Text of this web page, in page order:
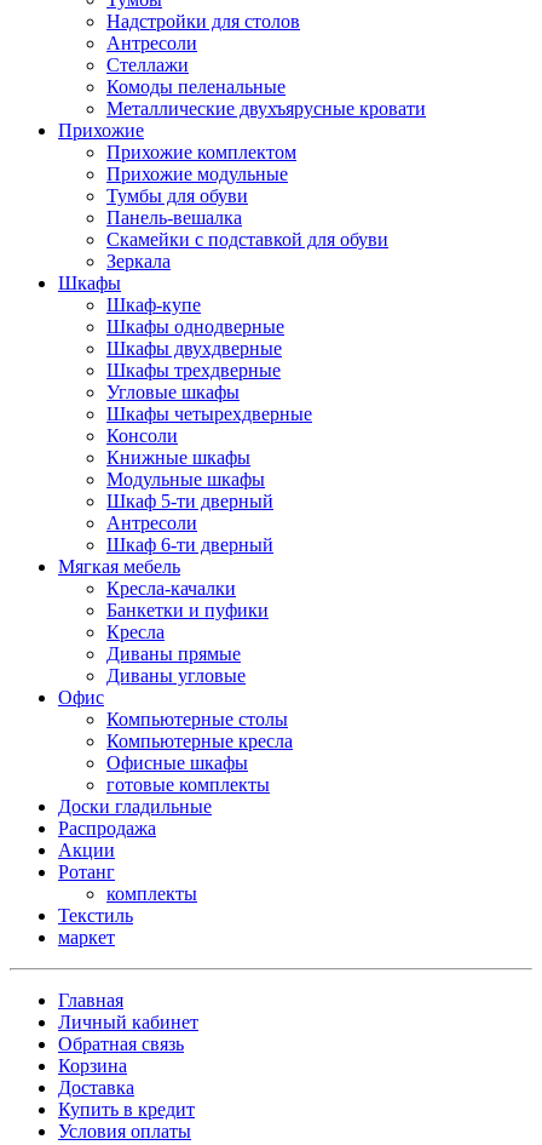
Надстройки для столов
Антресоли
Стеллажи
Комоды пеленальные
Металлические двухъярусные кровати
Прихожие
Прихожие комплектом
Прихожие модульные
Тумбы для обуви
Панель-вешалка
Скамейки с подставкой для обуви
Зеркала
Шкафы
Шкаф-купе
Шкафы однодверные
Шкафы двухдверные
Шкафы трехдверные
Угловые шкафы
Шкафы четырехдверные
Консоли
Книжные шкафы
Модульные шкафы
Шкаф 5-ти дверный
Антресоли
Шкаф 6-ти дверный
Мягкая мебель
Кресла-качалки
Банкетки и пуфики
Кресла
Диваны прямые
Диваны угловые
Офис
Компьютерные столы
Компьютерные кресла
Офисные шкафы
готовые комплекты
Доски гладильные
Распродажа
Акции
Ротанг
комплекты
Текстиль
маркет
Главная
Личный кабинет
Обратная связь
Корзина
Доставка
Купить в кредит
Условия оплаты